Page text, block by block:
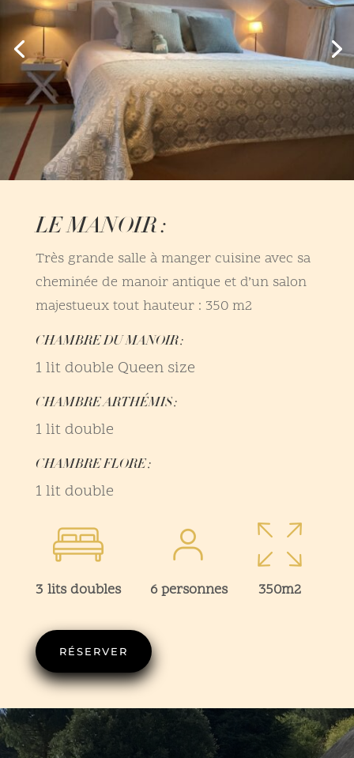
LE MANOIR :
Très grande salle à manger cuisine avec sa
cheminée de manoir antique et d’un salon
majestueux tout hauteur : 350 m2
CHAMBRE DU MANOIR :
1 lit double Queen size
CHAMBRE ARTHÉMIS :
1 lit double
CHAMBRE FLORE :
1 lit double
3 lits doubles 6 personnes 350m2
RÉSERVER